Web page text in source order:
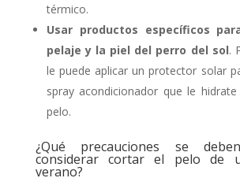
térmico.
Usar productos específicos
pelaje y la piel del perro del sol.
le puede aplicar un protector solar
spray acondicionador que le
pelo.
¿Qué precauciones se
considerar cortar el pelo de
verano?